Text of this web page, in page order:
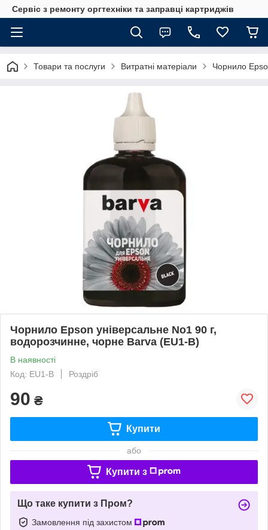
Сервіс з ремонту оргтехніки та заправці картриджів
Товари та послуги Витратні матеріали Чорнило
Чорнило Epson універсальне No1 90 г,
водорозчинне, чорне Barva (EU1-B)
В наявності
Код: EU1-B
Роздріб
90 ₴
Купити
або
Купити з
Що таке купити з Пром?
Замовлення під захистом